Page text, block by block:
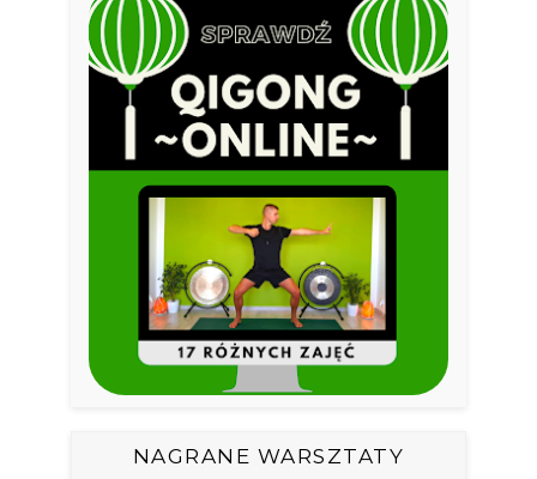
NAGRANE WARSZTATY